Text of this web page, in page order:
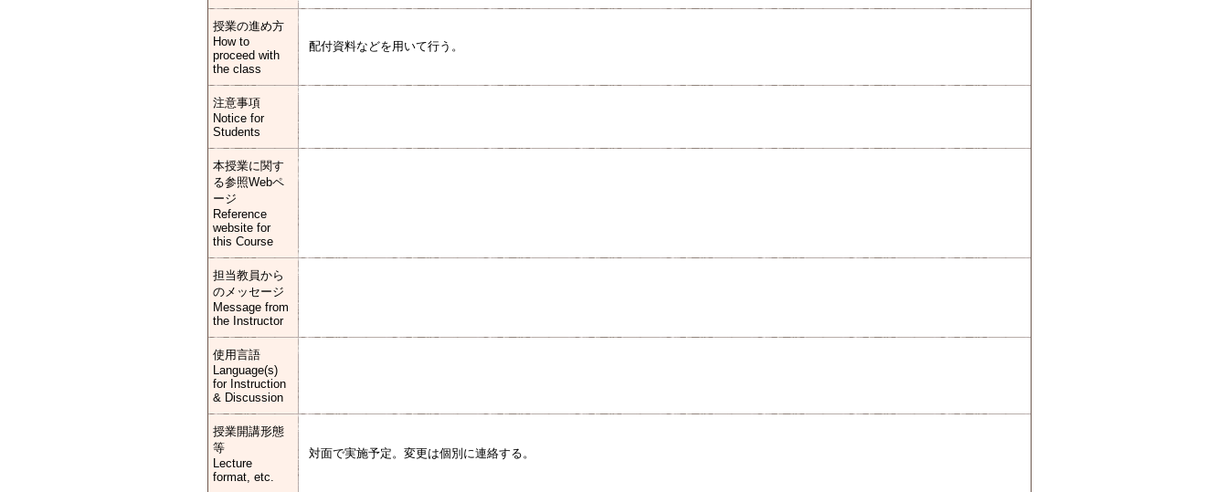
授業の進め方
How to
proceed with
the class
配付資料などを用いて行う。
注意事項
Notice for
Students
本授業に関す
る参照Webペ
ージ
Reference
website for
this Course
担当教員から
のメッセージ
Message from
the Instructor
使用言語
Language(s)
for Instruction
& Discussion
授業開講形態
等
Lecture
format, etc.
対面で実施予定。変更は個別に連絡する。